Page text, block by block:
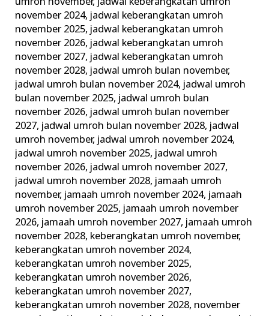
november 2024, jadwal keberangkatan umroh
november 2025, jadwal keberangkatan umroh
november 2026, jadwal keberangkatan umroh
november 2027, jadwal keberangkatan umroh
november 2028, jadwal umroh bulan november,
jadwal umroh bulan november 2024, jadwal umroh
bulan november 2025, jadwal umroh bulan
november 2026, jadwal umroh bulan november
2027, jadwal umroh bulan november 2028, jadwal
umroh november, jadwal umroh november 2024,
jadwal umroh november 2025, jadwal umroh
november 2026, jadwal umroh november 2027,
jadwal umroh november 2028, jamaah umroh
november, jamaah umroh november 2024, jamaah
umroh november 2025, jamaah umroh november
2026, jamaah umroh november 2027, jamaah umroh
november 2028, keberangkatan umroh november,
keberangkatan umroh november 2024,
keberangkatan umroh november 2025,
keberangkatan umroh november 2026,
keberangkatan umroh november 2027,
keberangkatan umroh november 2028, november